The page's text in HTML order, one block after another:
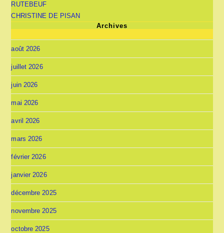
RUTEBEUF
CHRISTINE DE PISAN
Archives
août 2026
juillet 2026
juin 2026
mai 2026
avril 2026
mars 2026
février 2026
janvier 2026
décembre 2025
novembre 2025
octobre 2025